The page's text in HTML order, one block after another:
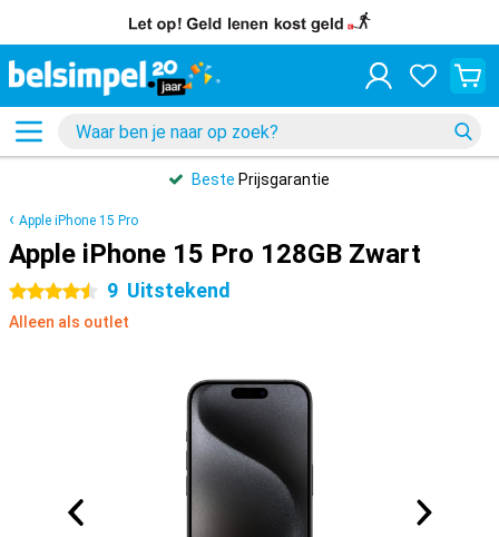
Beste Prijsgarantie
Apple iPhone 15 Pro
Apple iPhone 15 Pro 128GB Zwart
4.5 sterren 9 Uitstekend
Alleen als outlet